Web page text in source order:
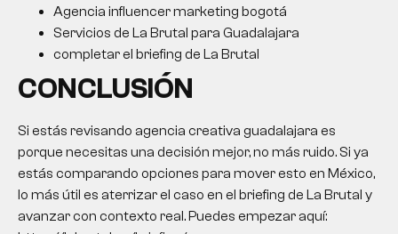
Agencia influencer marketing bogotá
Servicios de La Brutal para Guadalajara
completar el briefing de La Brutal
CONCLUSIÓN
Si estás revisando agencia creativa guadalajara es
porque necesitas una decisión mejor, no más ruido. Si ya
estás comparando opciones para mover esto en México,
lo más útil es aterrizar el caso en el briefing de La Brutal y
avanzar con contexto real. Puedes empezar aquí: